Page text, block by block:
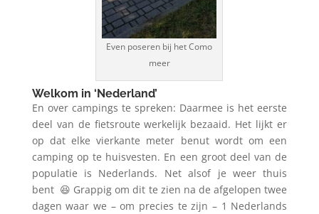
Even poseren bij het Como
meer
Welkom in ‘Nederland’
En over campings te spreken: Daarmee is het eerste
deel van de fietsroute werkelijk bezaaid. Het lijkt er
op dat elke vierkante meter benut wordt om een
camping op te huisvesten. En een groot deel van de
populatie is Nederlands. Net alsof je weer thuis
bent 😆 Grappig om dit te zien na de afgelopen twee
dagen waar we – om precies te zijn – 1 Nederlands